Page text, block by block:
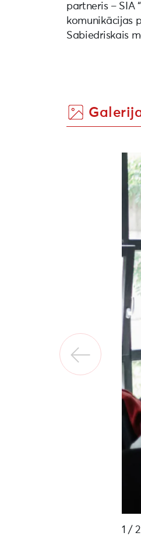
partneris – SIA
komunikācijas
Sabiedriskais
1 / 2